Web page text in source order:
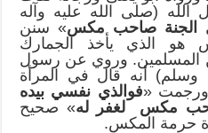
(صلى الله عليه وآله
الجنة صاحب مكس» سنن
هو الذي يأخذ الجمارك
المسلمين. وروي عن رسول
وسلم) أنه قال في المرأة
ورجمت «فوالذي نفسي بيده
صاحب مكس لغفر له» صحيح
حرمة المكس.